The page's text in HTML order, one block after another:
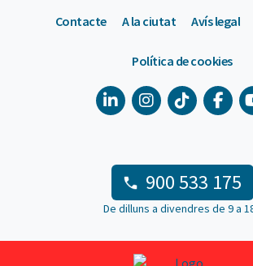
Contacte A la ciutat Avís legal
Política de cookies
900 533 175
De dilluns a divendres de 9 a